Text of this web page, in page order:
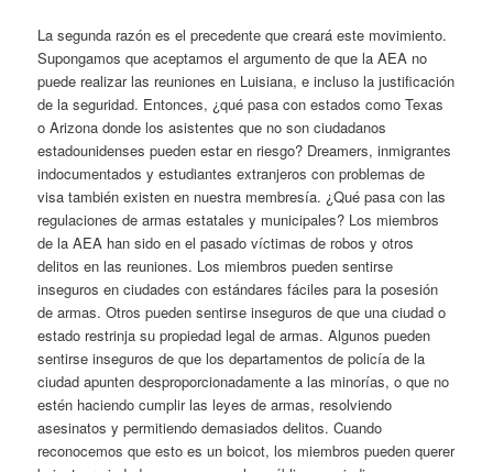
La segunda razón es el precedente que creará este movimiento.
Supongamos que aceptamos el argumento de que la AEA no
puede realizar las reuniones en Luisiana, e incluso la justificación
de la seguridad. Entonces, ¿qué pasa con estados como Texas
o Arizona donde los asistentes que no son ciudadanos
estadounidenses pueden estar en riesgo? Dreamers, inmigrantes
indocumentados y estudiantes extranjeros con problemas de
visa también existen en nuestra membresía. ¿Qué pasa con las
regulaciones de armas estatales y municipales? Los miembros
de la AEA han sido en el pasado víctimas de robos y otros
delitos en las reuniones. Los miembros pueden sentirse
inseguros en ciudades con estándares fáciles para la posesión
de armas. Otros pueden sentirse inseguros de que una ciudad o
estado restrinja su propiedad legal de armas. Algunos pueden
sentirse inseguros de que los departamentos de policía de la
ciudad apunten desproporcionadamente a las minorías, o que no
estén haciendo cumplir las leyes de armas, resolviendo
asesinatos y permitiendo demasiados delitos. Cuando
reconocemos que esto es un boicot, los miembros pueden querer